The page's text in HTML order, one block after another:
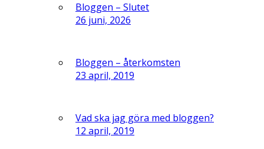
Bloggen – Slutet
26 juni, 2026
Bloggen – återkomsten
23 april, 2019
Vad ska jag göra med bloggen?
12 april, 2019